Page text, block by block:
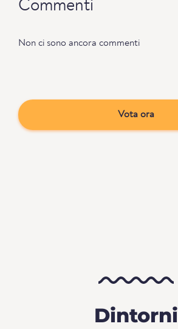
Commenti
Non ci sono ancora commenti
Vota ora
Dintorni